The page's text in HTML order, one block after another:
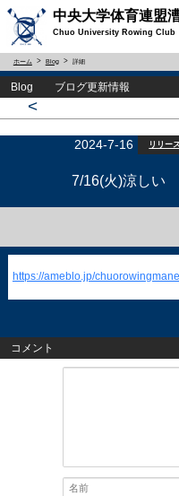
中央大学体育連盟
Chuo University Rowing Club
ホーム Blog 詳細
Blog ブログ更新情報
<
2024-7-16 リリース
7/16(火)涼しい
https://ameblo.jp/
コメント